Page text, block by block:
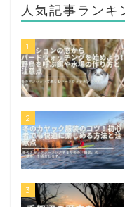
人気記事ランキ
1
2
3